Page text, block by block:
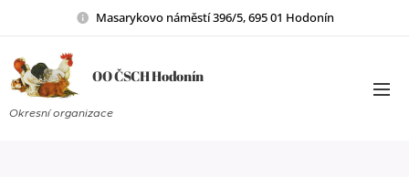
Masarykovo náměstí 396/5, 695 01 Hodonín
OO ČSCH Hodonín
Okresní organizace